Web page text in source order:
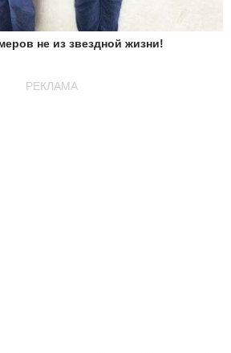
не из звездной жизни!
РЕКЛАМА